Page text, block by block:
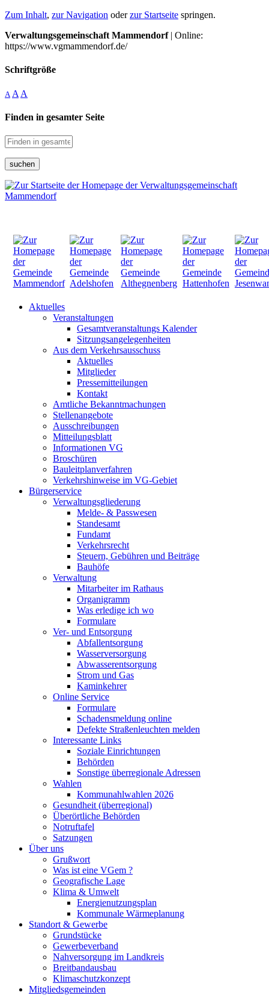
Zum Inhalt, zur Navigation oderzur Startseite springen.
Verwaltungsgemeinschaft Mammendorf| Online:
https://www.vgmammendorf.de/
Schriftgröße
A A A
Finden in gesamter Seite
suchen
Aktuelles
Veranstaltungen
Gesamtveranstaltungs Kalender
Sitzungsangelegenheiten
Aus dem Verkehrsausschuss
Aktuelles
Mitglieder
Pressemitteilungen
Kontakt
Amtliche Bekanntmachungen
Stellenangebote
Ausschreibungen
Mitteilungsblatt
Informationen VG
Broschüren
Bauleitplanverfahren
Verkehrshinweise im VG-Gebiet
Bürgerservice
Verwaltungsgliederung
Melde- & Passwesen
Standesamt
Fundamt
Verkehrsrecht
Steuern, Gebühren und Beiträge
Bauhöfe
Verwaltung
Mitarbeiter im Rathaus
Organigramm
Was erledige ich wo
Formulare
Ver- und Entsorgung
Abfallentsorgung
Wasserversorgung
Abwasserentsorgung
Strom und Gas
Kaminkehrer
Online Service
Formulare
Schadensmeldung online
Defekte Straßenleuchten melden
Interessante Links
Soziale Einrichtungen
Behörden
Sonstige überregionale Adressen
Wahlen
Kommunahlwahlen 2026
Gesundheit (überregional)
Überörtliche Behörden
Notruftafel
Satzungen
Über uns
Grußwort
Was ist eine VGem ?
Geografische Lage
Klima & Umwelt
Energienutzungsplan
Kommunale Wärmeplanung
Standort & Gewerbe
Grundstücke
Gewerbeverband
Nahversorgung im Landkreis
Breitbandausbau
Klimaschutzkonzept
Mitgliedsgemeinden